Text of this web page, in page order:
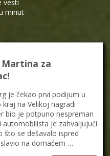
vesti
minut
Martina za
je čekao prvi podijum u
na Velikoj nagradi
bio je potpuno nespreman
automobilista je zahvaljujući
što se dešavalo ispred
na domaćem …